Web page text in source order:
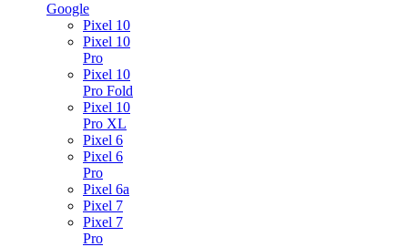
Google
Pixel 10
Pixel 10
Pro
Pixel 10
Pro Fold
Pixel 10
Pro XL
Pixel 6
Pixel 6
Pro
Pixel 6a
Pixel 7
Pixel 7
Pro